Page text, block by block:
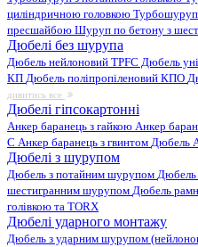
циліндричною головкою Турбошуруп
пресшайбою Шуруп по бетону з
Дюбелі без шурупа
Дюбель нейлоновий TPFC Дюбель
КП Дюбель поліпропіленовий КПО
дивитись все
Дюбелі гіпсокартонні
Анкер баранець з гайкою Анкер
С Анкер баранець з гвинтом Дюбель
Дюбелі з шурупом
Дюбель з потайним шурупом Дюбель
шестигранним шурупом Дюбель
голівкою та TORX
Дюбелі ударного монтажу
Дюбель з ударним шурупом